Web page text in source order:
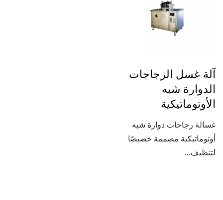
آلة غسل الزجاجات
الدوارة شبه
الأوتوماتيكية
غسالة زجاجات دوارة شبه
أوتوماتيكية مصممة خصيصًا
لتنظيف...